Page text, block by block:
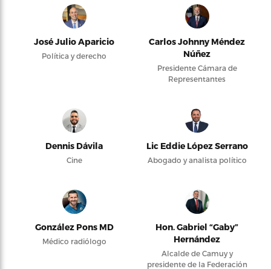
José Julio Aparicio
Política y derecho
Carlos Johnny Méndez
Núñez
Presidente Cámara de
Representantes
Dennis Dávila
Cine
Lic Eddie López Serrano
Abogado y analista político
González Pons MD
Médico radiólogo
Hon. Gabriel “Gaby”
Hernández
Alcalde de Camuy y
presidente de la Federación